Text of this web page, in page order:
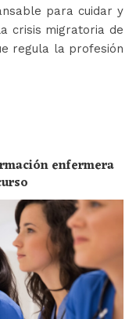
para cuidar y
crisis migratoria de
regula la profesión
enfermera